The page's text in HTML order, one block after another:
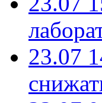
23.07